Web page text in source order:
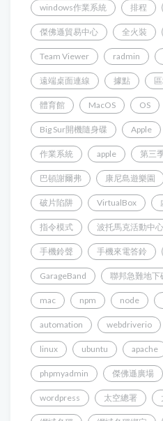
windows作業系統 排程
傑佛遜貿易中心 全火裝
Team Viewer radmin
遠端桌面連線 據點
體育館 MacOS OS
Big Sur開機隨身碟 Apple
作業系統 apple 第三
巴頓謝爾弗 康尼島遊樂園
破片陷阱 VirtualBox
指令模式 波托馬克活動中心
手機鈴聲 手機來電答鈴
GarageBand 聯邦急難地下
mac npm node
automation webdriverio
linux ubuntu apache
phpmyadmin 傑佛遜廣場
wordpress 太空總署